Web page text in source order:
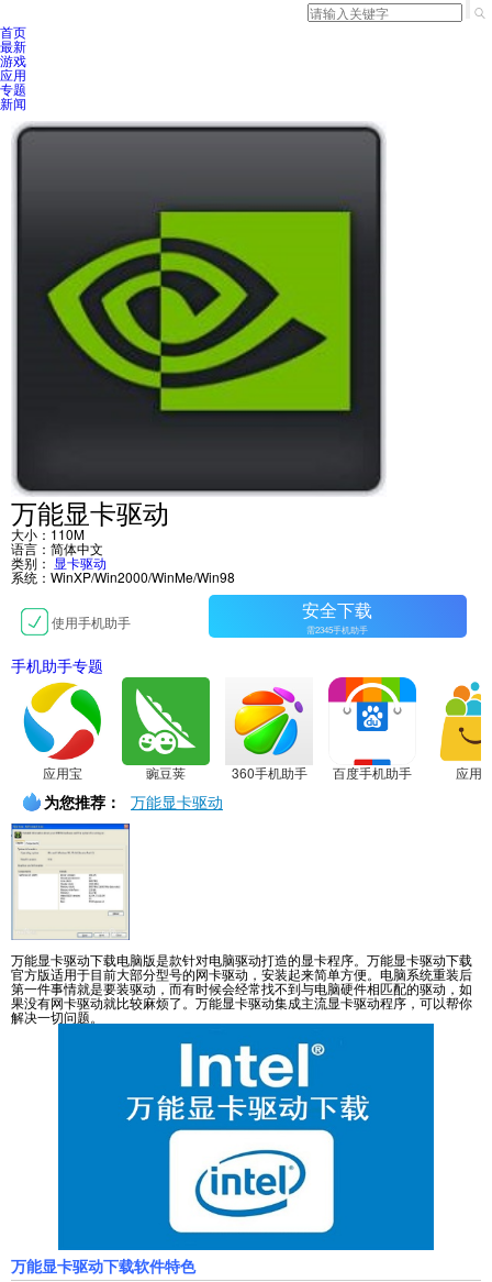
首页
最新
游戏
应用
专题
新闻
万能显卡驱动
大小：110M
语言：简体中文
类别：显卡驱动
系统：WinXP/Win2000/WinMe/Win98
使用手机助手 安全下载
需2345手机助手
手机助手专题
应用宝 豌豆荚 360手机助手 百度手机助手 应用
为您推荐： 万能显卡驱动
万能显卡驱动下载电脑版是款针对电脑驱动打造的显卡程序。万能显卡驱动下载
官方版适用于目前大部分型号的网卡驱动，安装起来简单方便。电脑系统重装后
第一件事情就是要装驱动，而有时候会经常找不到与电脑硬件相匹配的驱动，如
果没有网卡驱动就比较麻烦了。万能显卡驱动集成主流显卡驱动程序，可以帮你
解决一切问题。
万能显卡驱动下载软件特色